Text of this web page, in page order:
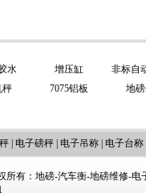
水 增压缸
非标自
秤 7075铝板 地
电子磅秤 电子吊称 电子台称
所有：地磅-汽车衡-地磅维修-电